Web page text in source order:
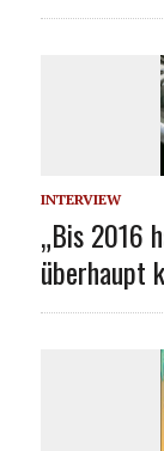
INTERVIEW
„Bis 2016
überhaupt